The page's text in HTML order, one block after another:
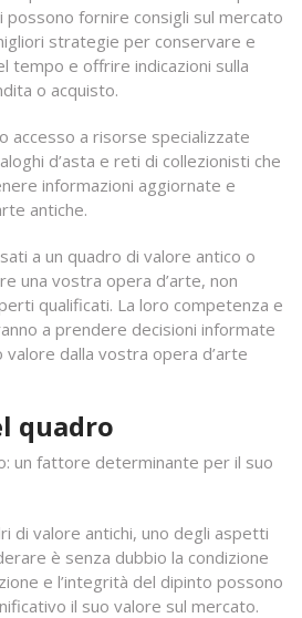
possono fornire consigli sul mercato
strategie per conservare e
tempo e offrire indicazioni sulla
o acquisto.
accesso a risorse specializzate
d’asta e reti di collezionisti che
informazioni aggiornate e
antiche.
a un quadro di valore antico o
una vostra opera d’arte, non
qualificati. La loro competenza e
a prendere decisioni informate
dalla vostra opera d’arte
quadro
un fattore determinante per il suo
di valore antichi, uno degli aspetti
è senza dubbio la condizione
e l’integrità del dipinto possono
il suo valore sul mercato.